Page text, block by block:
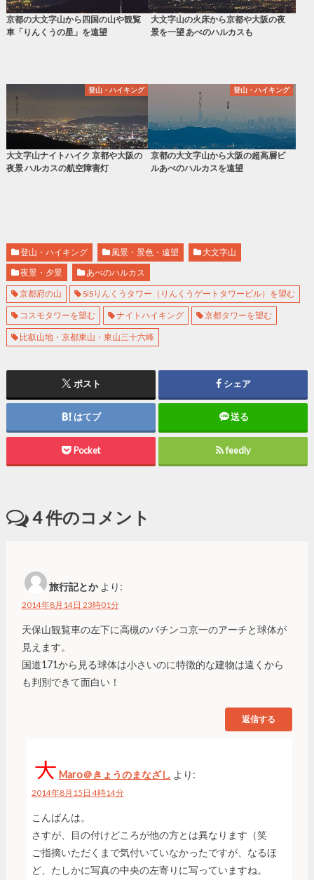
京都の大文字山から四国の山や観覧
車「りんくうの星」を遠望
大文字山の火床から京都や大阪の夜
景を一望 あべのハルカスも
登山・ハイキング
大文字山ナイトハイク 京都や大阪の
夜景 ハルカスの航空障害灯
登山・ハイキング
京都の大文字山から大阪の超高層ビ
ルあべのハルカスを遠望
登山・ハイキング 風景・景色・遠望
大文字山
夜景・夕景
あべのハルカス
京都府の山 SiSりんくうタワー（りんくうゲートタワービル）を望む
コスモタワーを望む ナイトハイキング 京都タワーを望む
比叡山地・京都東山・東山三十六峰
ポスト シェア
はてブ 送る
Pocket feedly
4件のコメント
旅行記とか より:
2014年8月14日 23時01分
天保山観覧車の左下に高槻のパチンコ京一のアーチと球体が
見えます。
国道171から見る球体は小さいのに特徴的な建物は遠くから
も判別できて面白い！
返信する
Maro＠きょうのまなざし より:
2014年8月15日 4時14分
こんばんは。
さすが、目の付けどころが他の方とは異なります（笑
ご指摘いただくまで気付いていなかったですが、なるほ
ど、たしかに写真の中央の左寄りに写っていますね。